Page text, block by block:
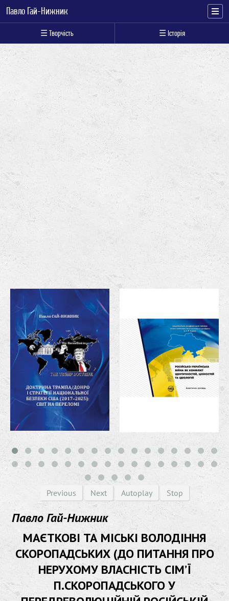
Павло Гай-Нижник
☰ Творчість ☰ Історія
Previous Next Autoplay Stop
Павло Гай-Нижник
МАЄТКОВІ ТА МІСЬКІ ВОЛОДІННЯ
СКОРОПАДСЬКИХ (ДО ПИТАННЯ ПРО
НЕРУХОМУ ВЛАСНІСТЬ СІМ’Ї
П.СКОРОПАДСЬКОГО У